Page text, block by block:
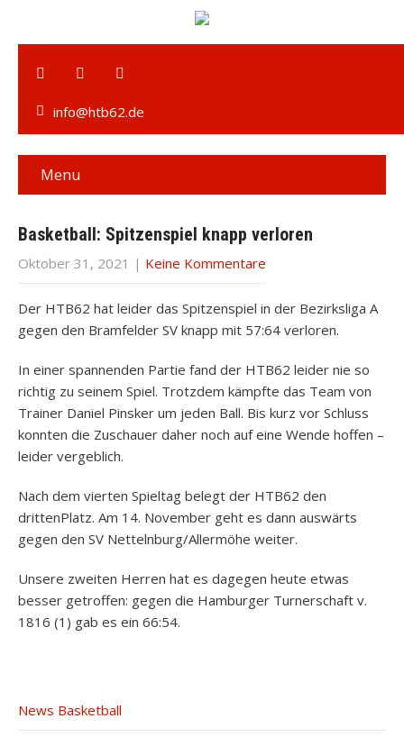
info@htb62.de
Menu
Basketball: Spitzenspiel knapp verloren
Oktober 31, 2021 | Keine Kommentare
Der HTB62 hat leider das Spitzenspiel in der Bezirksliga A
gegen den Bramfelder SV knapp mit 57:64 verloren.
In einer spannenden Partie fand der HTB62 leider nie so
richtig zu seinem Spiel. Trotzdem kämpfte das Team von
Trainer Daniel Pinsker um jeden Ball. Bis kurz vor Schluss
konnten die Zuschauer daher noch auf eine Wende hoffen –
leider vergeblich.
Nach dem vierten Spieltag belegt der HTB62 den
drittenPlatz. Am 14. November geht es dann auswärts
gegen den SV Nettelnburg/Allermöhe weiter.
Unsere zweiten Herren hat es dagegen heute etwas
besser getroffen: gegen die Hamburger Turnerschaft v.
1816 (1) gab es ein 66:54.
News Basketball